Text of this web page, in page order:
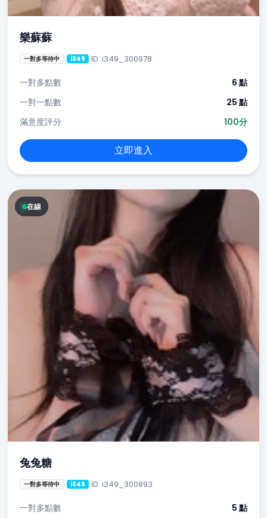
樂蘇蘇
一對多等待中 i349 ID: i349_300978
一對多點數
6 點
一對一點數
25 點
滿意度評分
100分
立即進入
在線
兔兔糖
一對多等待中 i349 ID: i349_300893
一對多點數
5 點